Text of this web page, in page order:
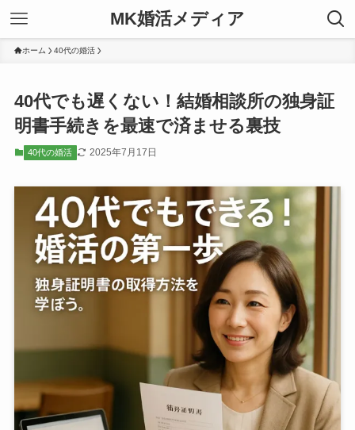
MK婚活メディア
ホーム 40代の婚活
40代でも遅くない！結婚相談所の独身証
明書手続きを最速で済ませる裏技
40代の婚活 2025年7月17日